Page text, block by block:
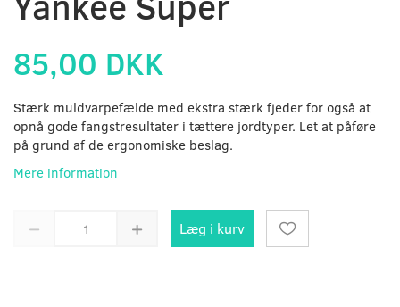
85,00 DKK
Stærk muldvarpefælde med ekstra stærk fjeder for også at
opnå gode fangstresultater i tættere jordtyper. Let at påføre
på grund af de ergonomiske beslag.
Mere information
Læg i kurv